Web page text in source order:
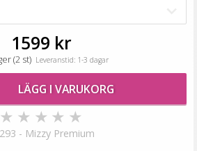
VÄLJ
1599 kr
(2 st) Leveranstid: 1-3 dagar
LÄGG I VARUKORG
★ ★ ★ ★ ★
- Mizzy Premium